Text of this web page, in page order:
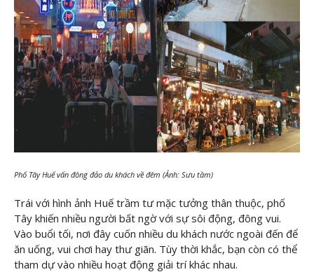
Phố Tây Huế vấn đông đảo du khách về đêm (Ảnh: Sưu tầm)
Trái với hình ảnh Huế trầm tư mặc tưởng thân thuộc, phố
Tây khiến nhiều người bất ngờ với sự sôi động, đông vui.
Vào buổi tối, nơi đây cuốn nhiều du khách nước ngoài đến để
ăn uống, vui chơi hay thư giãn. Tùy thời khắc, bạn còn có thể
tham dự vào nhiều hoạt động giải trí khác nhau.